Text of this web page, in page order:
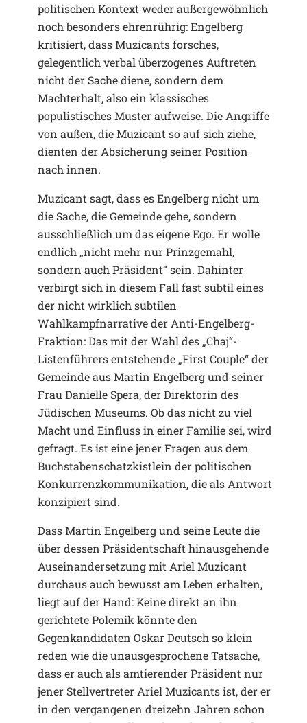
politischen Kontext weder außergewöhnlich
noch besonders ehrenrührig: Engelberg
kritisiert, dass Muzicants forsches,
gelegentlich verbal überzogenes Auftreten
nicht der Sache diene, sondern dem
Machterhalt, also ein klassisches
populistisches Muster aufweise. Die Angriffe
von außen, die Muzicant so auf sich ziehe,
dienten der Absicherung seiner Position
nach innen.
Muzicant sagt, dass es Engelberg nicht um
die Sache, die Gemeinde gehe, sondern
ausschließlich um das eigene Ego. Er wolle
endlich „nicht mehr nur Prinzgemahl,
sondern auch Präsident“ sein. Dahinter
verbirgt sich in diesem Fall fast subtil eines
der nicht wirklich subtilen
Wahlkampfnarrative der Anti-Engelberg-
Fraktion: Das mit der Wahl des „Chaj“-
Listenführers entstehende „First Couple“ der
Gemeinde aus Martin Engelberg und seiner
Frau Danielle Spera, der Direktorin des
Jüdischen Museums. Ob das nicht zu viel
Macht und Einfluss in einer Familie sei, wird
gefragt. Es ist eine jener Fragen aus dem
Buchstabenschatzkistlein der politischen
Konkurrenzkommunikation, die als Antwort
konzipiert sind.
Dass Martin Engelberg und seine Leute die
über dessen Präsidentschaft hinausgehende
Auseinandersetzung mit Ariel Muzicant
durchaus auch bewusst am Leben erhalten,
liegt auf der Hand: Keine direkt an ihn
gerichtete Polemik könnte den
Gegenkandidaten Oskar Deutsch so klein
reden wie die unausgesprochene Tatsache,
dass er auch als amtierender Präsident nur
jener Stellvertreter Ariel Muzicants ist, der er
in den vergangenen dreizehn Jahren schon